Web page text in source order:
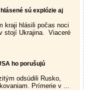
sú explózie aj
kraji hlásili počas noci
stojí Ukrajina. Viaceré
ho porušujú
odsúdili Rusko,
Prímerie v ...